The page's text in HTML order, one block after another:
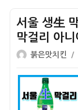
서울 생生
막걸리 아니
글
쓴
이
붉은맛치킨